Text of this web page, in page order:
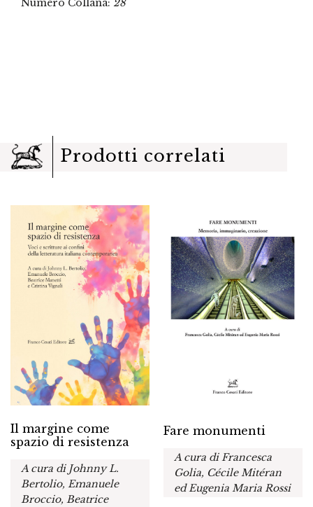
Numero Collana: 28
Prodotti correlati
Il margine come
spazio di resistenza
A cura di Johnny L.
Bertolio, Emanuele
Broccio, Beatrice
Fare monumenti
A cura di Francesca
Golia, Cécile Mitéran
ed Eugenia Maria Rossi